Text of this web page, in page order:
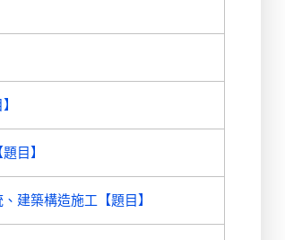
目】
建築構造施工【題目】